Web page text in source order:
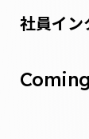
社員イン